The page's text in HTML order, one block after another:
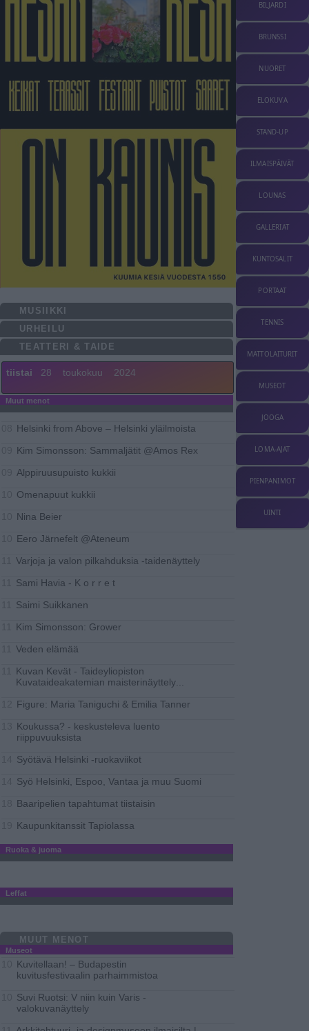
MUSIIKKI
URHEILU
TEATTERI & TAIDE
tiistai 28 toukokuu 2024
Muut menot
Helsinki from Above – Helsinki yläilmoista
Kim Simonsson: Sammaljätit @Amos Rex
Alppiruusupuisto kukkii
Omenapuut kukkii
Nina Beier
Eero Järnefelt @Ateneum
Varjoja ja valon pilkahduksia -taidenäyttely
Sami Havia - K o r r e t
Saimi Suikkanen
Kim Simonsson: Grower
Veden elämää
Kuvan Kevät - Taideyliopiston
Kuvataideakatemian maisterinäyttely
Figure: Maria Taniguchi & Emilia Tanner
Koukussa? - keskusteleva luento
riippuvuuksista
Syötävä Helsinki -ruokaviikot
Syö Helsinki, Espoo, Vantaa ja muu Suomi
Baaripelien tapahtumat tiistaisin
Kaupunkitanssit Tapiolassa
Ruoka & juoma
Leffat
MUUT MENOT
Museot
Kuvitellaan! – Budapestin
kuvitusfestivaalin parhaimmistoa
Suvi Ruotsi: V niin kuin Varis -
valokuvanäyttely
BILJARDI
BRUNSSI
NUORET
ELOKUVA
STAND-UP
ILMAISPÄIVÄT
LOUNAS
GALLERIAT
KUNTOSALIT
PORTAAT
TENNIS
MATTOLAITURIT
MUSEOT
JOOGA
LOMA-AJAT
PIENPANIMOT
UINTI